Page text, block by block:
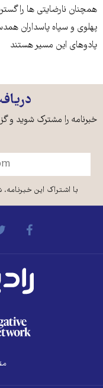
همچنان نارضایتی ها را
پهلوی و سپاه پاسداران
پادوهای این مسیر هستند
خبرنامه را مشترک شوید و
با اشتراک این